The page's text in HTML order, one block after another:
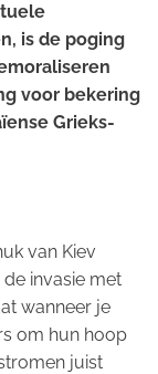
is de poging
voor bekering
Grieks-
van Kiev
invasie met
wanneer je
om hun hoop
juist